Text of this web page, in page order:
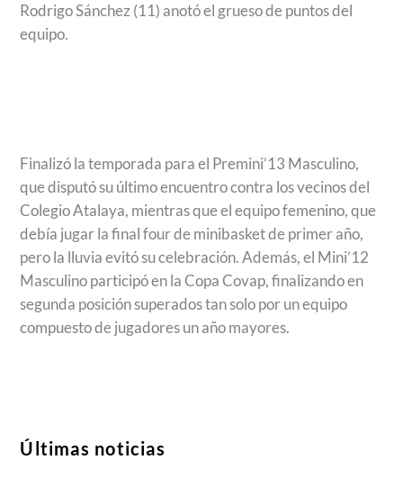
Rodrigo Sánchez (11) anotó el grueso de puntos del
equipo.
Finalizó la temporada para el Premini’13 Masculino,
que disputó su último encuentro contra los vecinos del
Colegio Atalaya, mientras que el equipo femenino, que
debía jugar la final four de minibasket de primer año,
pero la lluvia evitó su celebración. Además, el Mini’12
Masculino participó en la Copa Covap, finalizando en
segunda posición superados tan solo por un equipo
compuesto de jugadores un año mayores.
Últimas noticias